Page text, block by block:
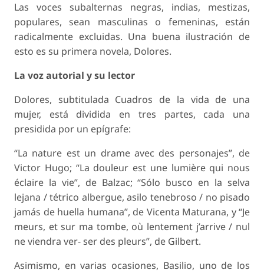
Las voces subalternas negras, indias, mestizas,
populares, sean masculinas o femeninas, están
radicalmente excluidas. Una buena ilustración de
esto es su primera novela, Dolores.
La voz autorial y su lector
Dolores, subtitulada Cuadros de la vida de una
mujer, está dividida en tres partes, cada una
presidida por un epígrafe:
“La nature est un drame avec des personajes”, de
Victor Hugo; “La douleur est une lumière qui nous
éclaire la vie”, de Balzac; “Sólo busco en la selva
lejana / tétrico albergue, asilo tenebroso / no pisado
jamás de huella humana”, de Vicenta Maturana, y “Je
meurs, et sur ma tombe, où lentement j’arrive / nul
ne viendra ver- ser des pleurs”, de Gilbert.
Asimismo, en varias ocasiones, Basilio, uno de los